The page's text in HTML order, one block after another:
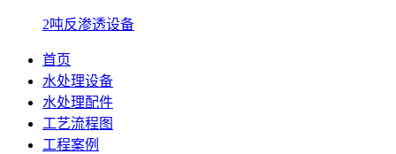
2吨反渗透设备
首页
水处理设备
水处理配件
工艺流程图
工程案例